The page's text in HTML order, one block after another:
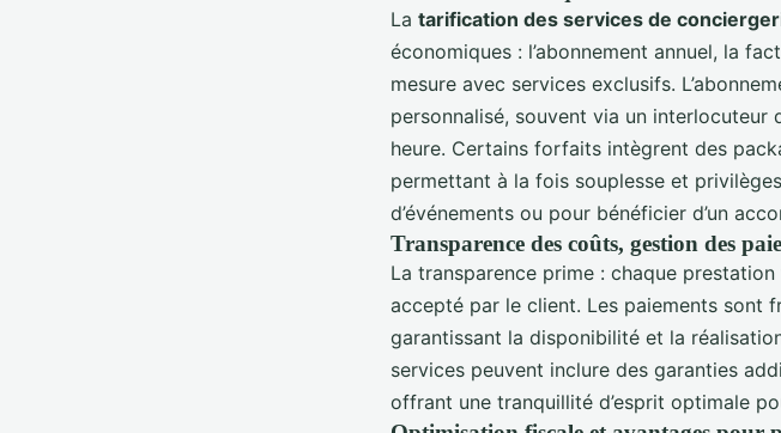
La tarification des services de
économiques : l’abonnement annuel, la
mesure avec services exclusifs.
personnalisé, souvent via un
heure. Certains forfaits intègrent des
permettant à la fois souplesse et
d’événements ou pour bénéficier d’un
Transparence des coûts, gestion des
La transparence prime : chaque prestation
accepté par le client. Les paiements sont
garantissant la disponibilité et la
services peuvent inclure des garanties
offrant une tranquillité d’esprit optimale